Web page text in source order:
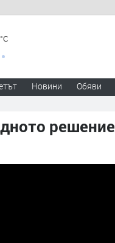
°C
Новини Обяви
решение